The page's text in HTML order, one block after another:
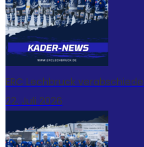
ERC Lechbruck
22. Juli 2026